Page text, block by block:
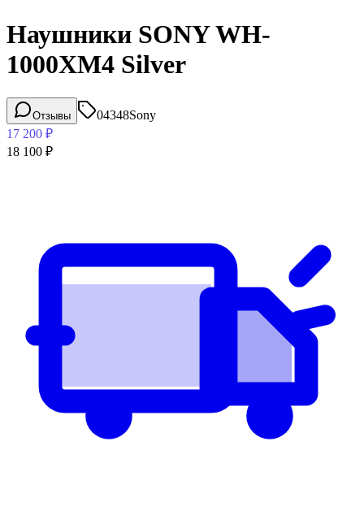
Наушники SONY WH-
1000XM4 Silver
Отзывы 04348Sony
17 200 ₽
18 100 ₽